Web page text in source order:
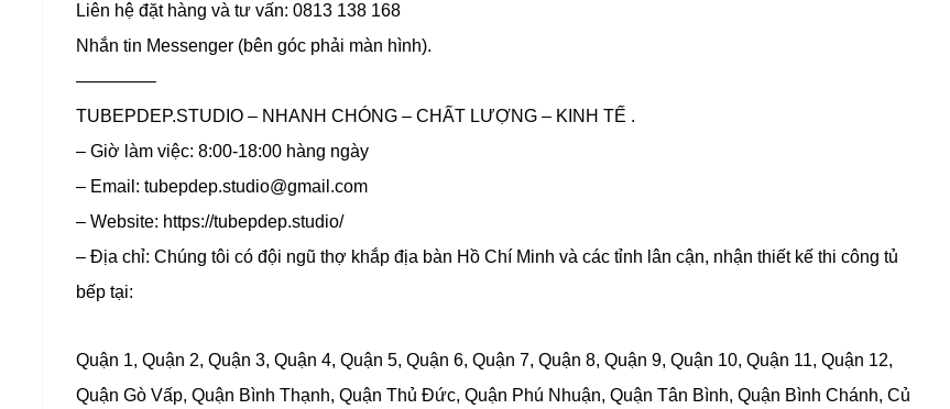
Liên hệ đặt hàng và tư vấn: 0813 138 168
Nhắn tin Messenger (bên góc phải màn hình).
————–
TUBEPDEP.STUDIO – NHANH CHÓNG – CHẤT LƯỢNG – KINH TẾ .
– Giờ làm việc: 8:00-18:00 hàng ngày
– Email: tubepdep.studio@gmail.com
– Website: https://tubepdep.studio/
– Địa chỉ: Chúng tôi có đội ngũ thợ khắp địa bàn Hồ Chí Minh và các tỉnh lân cận, nhận thiết kế thi công tủ
bếp tại:
Quận 1, Quận 2, Quận 3, Quận 4, Quận 5, Quận 6, Quận 7, Quận 8, Quận 9, Quận 10, Quận 11, Quận 12,
Quận Gò Vấp, Quận Bình Thạnh, Quận Thủ Đức, Quận Phú Nhuận, Quận Tân Bình, Quận Bình Chánh, Củ